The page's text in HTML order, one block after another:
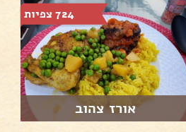
724 צפיות
אורז צהוב